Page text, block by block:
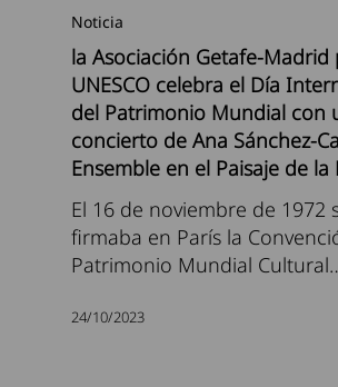
Noticia
la Asociación Getafe-Madrid
UNESCO celebra el Día
del Patrimonio Mundial con
concierto de Ana Sánchez-
Ensemble en el Paisaje de la
El 16 de noviembre de 1972
firmaba en París la
Patrimonio Mundial
24/10/2023